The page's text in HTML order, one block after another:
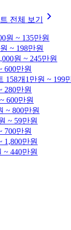
전체 보기
원 ~ 135만원
~ 198만원
원 ~ 245만원
600만원
158개 1만원 ~ 199
280만원
600만원
~ 800만원
~ 59만원
700만원
1,800만원
~ 440만원